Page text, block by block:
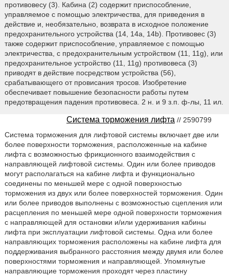
противовесу (3). Кабина (2) содержит приспособление,
управляемое с помощью электричества, для приведения в
действие и, необязательно, возврата в исходное положение
предохранительного устройства (14, 14а, 14b). Противовес (3)
также содержит приспособление, управляемое с помощью
электричества, с предохранительным устройством (11, 11g), или
предохранительное устройство (11, 11g) противовеса (3)
приводят в действие посредством устройства (56),
срабатывающего от провисания тросов. Изобретение
обеспечивает повышение безопасности работы путем
предотвращения падения противовеса. 2 н. и 9 з.п. ф-лы, 11 ил.
Система торможения лифта // 2590799
Система торможения для лифтовой системы включает две или
более поверхности торможения, расположенные на кабине
лифта с возможностью фрикционного взаимодействия с
направляющей лифтовой системы. Один или более приводов
могут располагаться на кабине лифта и функционально
соединены по меньшей мере с одной поверхностью
торможения из двух или более поверхностей торможения. Один
или более приводов выполнены с возможностью сцепления или
расцепления по меньшей мере одной поверхности торможения
с направляющей для остановки и/или удерживания кабины
лифта при эксплуатации лифтовой системы. Одна или более
направляющих торможения расположены на кабине лифта для
поддерживания выбранного расстояния между двумя или более
поверхностями торможения и направляющей. Упомянутые
направляющие торможения проходят через пластину